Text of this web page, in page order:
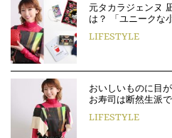
元タカラジェンヌ
は？ 「ユニークな
LIFESTYLE
おいしいものに目
お寿司は断然生派
LIFESTYLE